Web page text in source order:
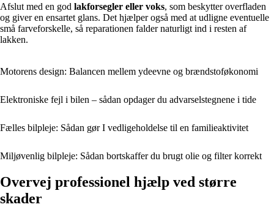
Afslut med en god lakforsegler eller voks, som beskytter overfladen
og giver en ensartet glans. Det hjælper også med at udligne eventuelle
små farveforskelle, så reparationen falder naturligt ind i resten af
lakken.
Motorens design: Balancen mellem ydeevne og brændstoføkonomi
Elektroniske fejl i bilen – sådan opdager du advarselstegnene i tide
Fælles bilpleje: Sådan gør I vedligeholdelse til en familieaktivitet
Miljøvenlig bilpleje: Sådan bortskaffer du brugt olie og filter korrekt
Overvej professionel hjælp ved større
skader